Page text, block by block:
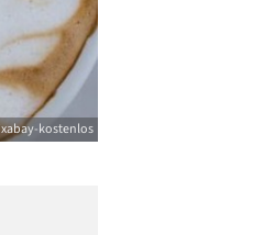
kostenlos